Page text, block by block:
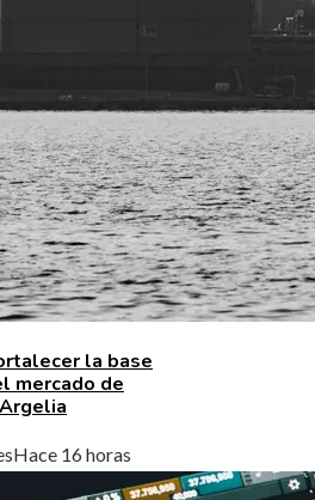
la base
mercado de
Hace 16 horas